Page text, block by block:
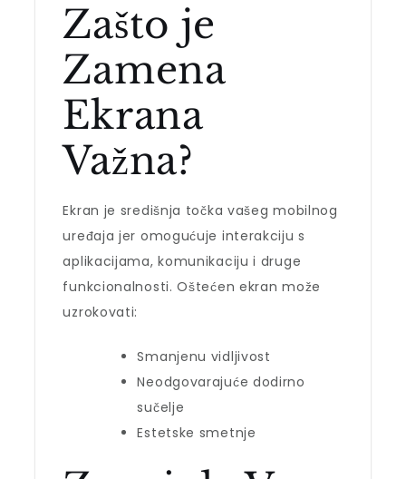
Zašto je
Zamena
Ekrana
Važna?
Ekran je središnja točka vašeg mobilnog
uređaja jer omogućuje interakciju s
aplikacijama, komunikaciju i druge
funkcionalnosti. Oštećen ekran može
uzrokovati:
Smanjenu vidljivost
Neodgovarajuće dodirno
sučelje
Estetske smetnje